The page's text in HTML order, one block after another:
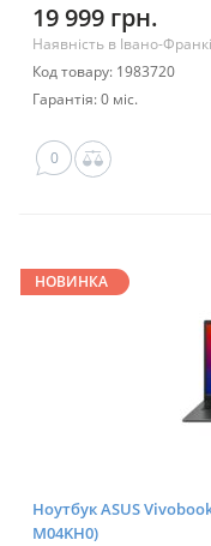
19 999 грн.
Наявність в Івано-
Код товару: 1983720
Гарантія: 0 міс.
0
НОВИНКА
Ноутбук ASUS
M04KH0)